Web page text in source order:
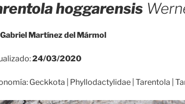
hoggarensis
Gabriel Martínez del Mármol
24/03/2020
Geckkota | Phyllodactylidae | Tarentola |